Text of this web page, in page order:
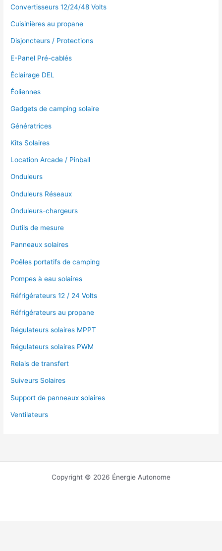
Convertisseurs 12/24/48 Volts
Cuisinières au propane
Disjoncteurs / Protections
E-Panel Pré-cablés
Éclairage DEL
Éoliennes
Gadgets de camping solaire
Génératrices
Kits Solaires
Location Arcade / Pinball
Onduleurs
Onduleurs Réseaux
Onduleurs-chargeurs
Outils de mesure
Panneaux solaires
Poêles portatifs de camping
Pompes à eau solaires
Réfrigérateurs 12 / 24 Volts
Réfrigérateurs au propane
Régulateurs solaires MPPT
Régulateurs solaires PWM
Relais de transfert
Suiveurs Solaires
Support de panneaux solaires
Ventilateurs
Copyright © 2026 Énergie Autonome